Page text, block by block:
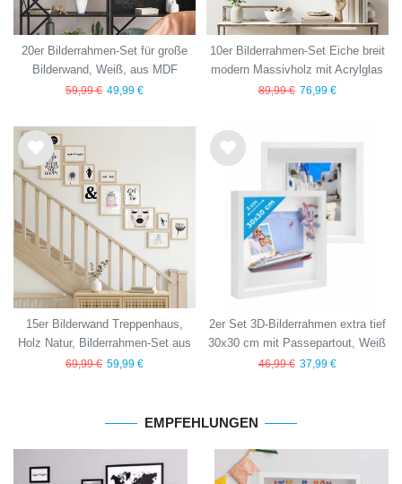
20er Bilderrahmen-Set für große
Bilderwand, Weiß, aus MDF
59,99 € 49,99 €
10er Bilderrahmen-Set Eiche breit
modern Massivholz mit Acrylglas
89,99 € 76,99 €
Wu
nsc
hlist
15er Bilderwand Treppenhaus,
Holz Natur, Bilderrahmen-Set aus
MDF
69,99 € 59,99 €
Wu
2er Set 3D-Bilderrahmen extra tief
30x30 cm mit Passepartout, Weiß
46,99 € 37,99 €
EMPFEHLUNGEN